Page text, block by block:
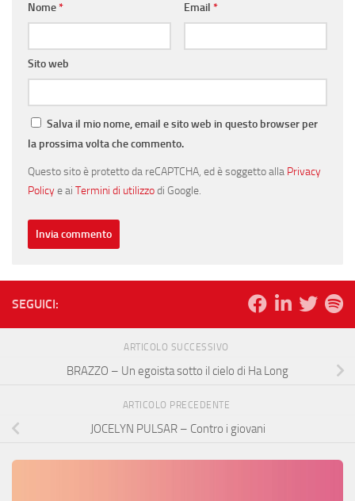
Nome* Email *
Sito web
Salva il mio nome, email e sito web in questo browser per
la prossima volta che commento.
Questo sito è protetto da reCAPTCHA, ed è soggetto alla Privacy
Policye ai Termini di utilizzodi Google.
SEGUICI:
ARTICOLO SUCCESSIVO
BRAZZO – Un egoista sotto il cielo di Ha Long
ARTICOLO PRECEDENTE
JOCELYN PULSAR – Contro i giovani